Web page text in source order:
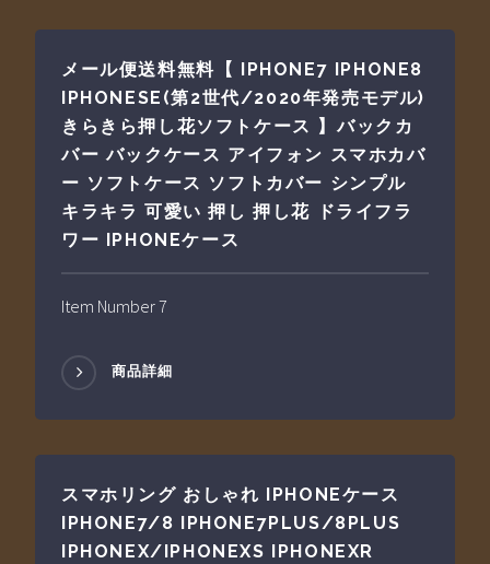
メール便送料無料【 IPHONE7 IPHONE8
IPHONESE(第2世代/2020年発売モデル)
きらきら押し花ソフトケース 】バックカ
バー バックケース アイフォン スマホカバ
ー ソフトケース ソフトカバー シンプル
キラキラ 可愛い 押し 押し花 ドライフラ
ワー IPHONEケース
Item Number 7
商品詳細
スマホリング おしゃれ IPHONEケース
IPHONE7/8 IPHONE7PLUS/8PLUS
IPHONEX/IPHONEXS IPHONEXR